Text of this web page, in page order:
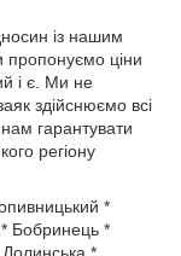
із нашим
пропонуємо ціни
і є. Ми не
здійснюємо всі
гарантувати
регіону
*
Бобринець *
*